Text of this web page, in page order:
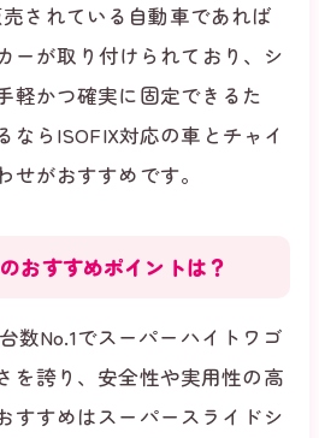
売されている自動車であれば
ーが取り付けられており、シ
軽かつ確実に固定できるた
ならISOFIX対応の車とチャイ
がおすすめです。
おすすめポイントは？
数No.1でスーパーハイトワゴ
を誇り、安全性や実用性の高
すすめはスーパースライドシ